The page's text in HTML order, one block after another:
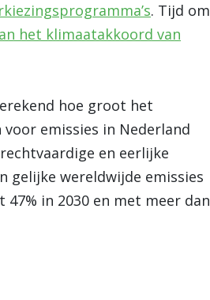
. Tijd om
het klimaatakkoord van
hoe groot het
emissies in Nederland
en eerlijke
gelijke wereldwijde emissies
in 2030 en met meer dan